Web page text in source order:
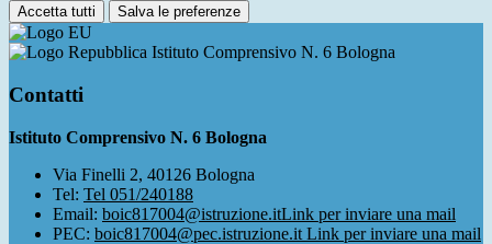
Accetta tutti Salva le preferenze
Istituto Comprensivo N. 6 Bologna
Contatti
Istituto Comprensivo N. 6 Bologna
Via Finelli 2, 40126 Bologna
Tel: Tel 051/240188
Email: boic817004@istruzione.itLink per inviare una mail
PEC: boic817004@pec.istruzione.it Link per inviare una mail